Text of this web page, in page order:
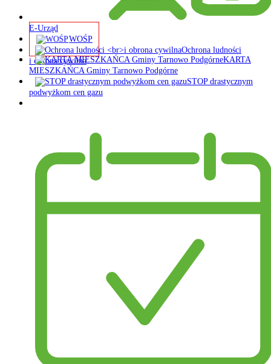
E-Urząd
WOŚP
Ochrona ludności
i obrona cywilna
KARTA
MIESZKAŃCA Gminy Tarnowo Podgórne
STOP drastycznym
podwyżkom cen gazu